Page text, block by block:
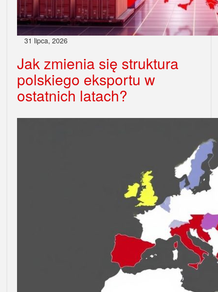
31 lipca, 2026
Jak zmienia się struktura
polskiego eksportu w
ostatnich latach?